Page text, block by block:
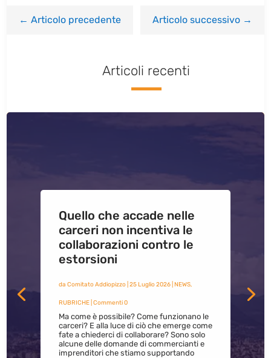
←Articolo precedente Articolo successivo→
Articoli recenti
Quello che accade nelle
carceri non incentiva le
collaborazioni contro le
estorsioni
da Comitato Addiopizzo| 25 Luglio 2026| NEWS,
RUBRICHE| Commenti 0
Ma come è possibile? Come funzionano le
carceri? E alla luce di ciò che emerge come
fate a chiederci di collaborare? Sono solo
alcune delle domande di commercianti e
imprenditori che stiamo supportando